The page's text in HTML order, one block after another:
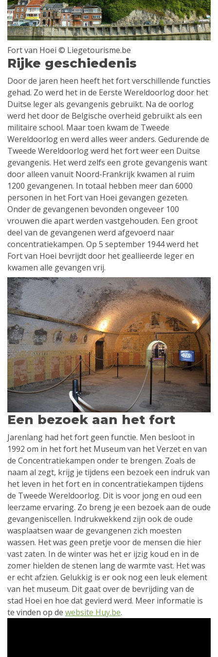
Fort van Hoei © Liegetourisme.be
Rijke geschiedenis
Door de jaren heen heeft het fort verschillende functies
gehad. Zo werd het in de Eerste Wereldoorlog door het
Duitse leger als gevangenis gebruikt. Na de oorlog
werd het door de Belgische overheid gebruikt als een
militaire school. Maar toen kwam de Tweede
Wereldoorlog en werd alles weer anders. Gedurende de
Tweede Wereldoorlog werd het fort weer een Duitse
gevangenis. Het werd zelfs een grote gevangenis want
door alleen vanuit Noord-Frankrijk kwamen al ruim
1200 gevangenen. In totaal hebben meer dan 6000
personen in het Fort van Hoei gevangen gezeten.
Onder de gevangenen bevonden ongeveer 100
vrouwen die apart werden vastgehouden. Een groot
deel van de gevangenen werd afgevoerd naar
concentratiekampen. Op 5 september 1944 werd het
Fort van Hoei bevrijdt door het geallieerde leger en
kwamen alle gevangen vrij.
Een bezoek aan het fort
Jarenlang had het fort geen functie. Men besloot in
1992 om in het fort het Museum van het Verzet en van
de Concentratiekampen onder te brengen. Zoals de
naam al zegt, krijg je tijdens een bezoek een indruk van
het leven in het fort en in concentratiekampen tijdens
de Tweede Wereldoorlog. Dit is voor jong en oud een
leerzame ervaring. Zo breng je een bezoek aan de oude
gevangeniscellen. Indrukwekkend zijn ook de oude
wasplaatsen waar de gevangenen zich moesten
wassen. Het was geen pretje voor de mensen die hier
vast zaten. In de winter was het er ijzig koud en in de
zomer hielden de stenen lang de warmte vast. Het was
er echt afzien. Gelukkig is er ook nog een leuk element
van het museum. Dit gaat over de bevrijding van de
stad Hoei en hoe dat gevierd werd. Meer informatie is
te vinden op de website Huy.be.